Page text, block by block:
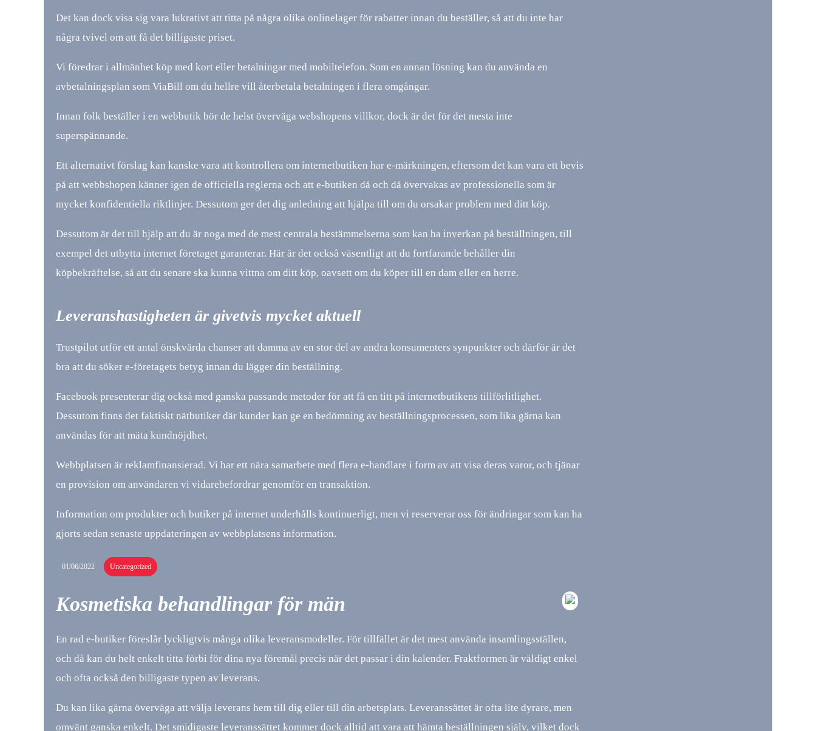
Det kan dock visa sig vara lukrativt att titta på några olika onlinelager för rabatter innan du beställer, så att du inte har
några tvivel om att få det billigaste priset.
Vi föredrar i allmänhet köp med kort eller betalningar med mobiltelefon. Som en annan lösning kan du använda en
avbetalningsplan som ViaBill om du hellre vill återbetala betalningen i flera omgångar.
Innan folk beställer i en webbutik bör de helst överväga webshopens villkor, dock är det för det mesta inte
superspännande.
Ett alternativt förslag kan kanske vara att kontrollera om internetbutiken har e-märkningen, eftersom det kan vara ett bevis
på att webbshopen känner igen de officiella reglerna och att e-butiken då och då övervakas av professionella som är
mycket konfidentiella riktlinjer. Dessutom ger det dig anledning att hjälpa till om du orsakar problem med ditt köp.
Dessutom är det till hjälp att du är noga med de mest centrala bestämmelserna som kan ha inverkan på beställningen, till
exempel det utbytta internet företaget garanterar. Här är det också väsentligt att du fortfarande behåller din
köpbekräftelse, så att du senare ska kunna vittna om ditt köp, oavsett om du köper till en dam eller en herre.
Leveranshastigheten är givetvis mycket aktuell
Trustpilot utför ett antal önskvärda chanser att damma av en stor del av andra konsumenters synpunkter och därför är det
bra att du söker e-företagets betyg innan du lägger din beställning.
Facebook presenterar dig också med ganska passande metoder för att få en titt på internetbutikens tillförlitlighet.
Dessutom finns det faktiskt nätbutiker där kunder kan ge en bedömning av beställningsprocessen, som lika gärna kan
användas för att mäta kundnöjdhet.
Webbplatsen är reklamfinansierad. Vi har ett nära samarbete med flera e-handlare i form av att visa deras varor, och tjänar
en provision om användaren vi vidarebefordrar genomför en transaktion.
Information om produkter och butiker på internet underhålls kontinuerligt, men vi reserverar oss för ändringar som kan ha
gjorts sedan senaste uppdateringen av webbplatsens information.
01/06/2022 Uncategorized
Kosmetiska behandlingar för män
En rad e-butiker föreslår lyckligtvis många olika leveransmodeller. För tillfället är det mest använda insamlingsställen,
och då kan du helt enkelt titta förbi för dina nya föremål precis när det passar i din kalender. Fraktformen är väldigt enkel
och ofta också den billigaste typen av leverans.
Du kan lika gärna överväga att välja leverans hem till dig eller till din arbetsplats. Leveranssättet är ofta lite dyrare, men
omvänt ganska enkelt. Det smidigaste leveranssättet kommer dock alltid att vara att hämta beställningen själv, vilket dock